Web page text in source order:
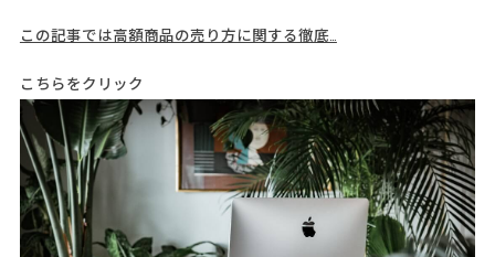
この記事では高額商品の売り方に関する徹底…
こちらをクリック